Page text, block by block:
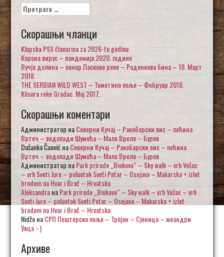
Претрага
за:
Скорашњи чланци
Klupska PSS članarina za 2026-tu godinu
Корона вирус – пандемија 2020. године
Вучја долина – понор Паскове реке – Раденкова бина – 18. Март
2018.
THE SERBIAN WILD WEST – Тометино поље – Фебруар 2018.
Klisura reke Gradac. Maj 2017.
Скорашњи коментари
Администратор наСеверни Кучај – Ракобарски вис – пећина
Вртеч – водопади Шумећа – Мало Врело – Бурев
Dušanka ČaovićнаСеверни Кучај – Ракобарски вис – пећина
Вртеч – водопади Шумећа – Мало Врело – Бурев
Администратор наPark prirode „Biokovo“ – Sky walk – vrh Vošac
– vrh Sveti Jure – poluotok Sveti Petar – Osejava – Makarska + izlet
brodom na Hvar i Brač – Hrvatska
AleksandraнаPark prirode „Biokovo“ – Sky walk – vrh Vošac – vrh
Sveti Jure – poluotok Sveti Petar – Osejava – Makarska + izlet
brodom na Hvar i Brač – Hrvatska
NidžoнаСРП Пештерско поље – Тројан – Сјеница – меандри
Увца :-)
Архиве